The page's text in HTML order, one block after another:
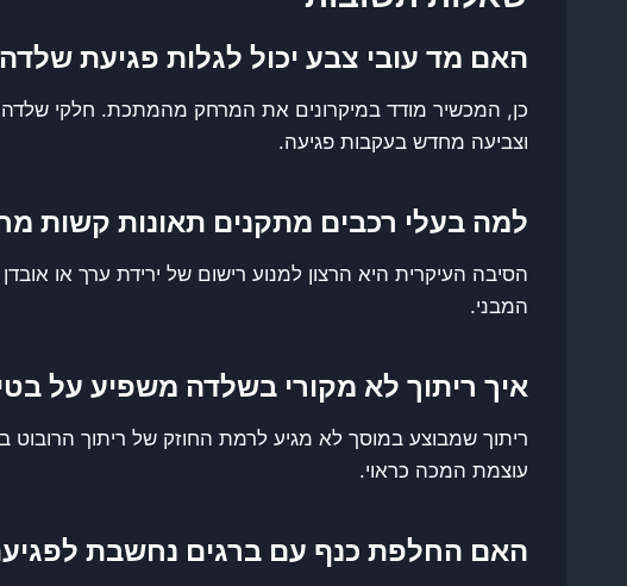
האם מד עובי צבע יכול לגלות פגיעת
כן, המכשיר מודד במיקרונים את המרחק מהמתכת. חלקי שלדה
וצביעה מחדש בעקבות פגיעה.
למה בעלי רכבים מתקנים תאונות קשות
הסיבה העיקרית היא הרצון למנוע רישום של ירידת ערך או
המבני.
איך ריתוך לא מקורי בשלדה משפיע על
ריתוך שמבוצע במוסך לא מגיע לרמת החוזק של ריתוך
עוצמת המכה כראוי.
האם החלפת כנף עם ברגים נחשבת